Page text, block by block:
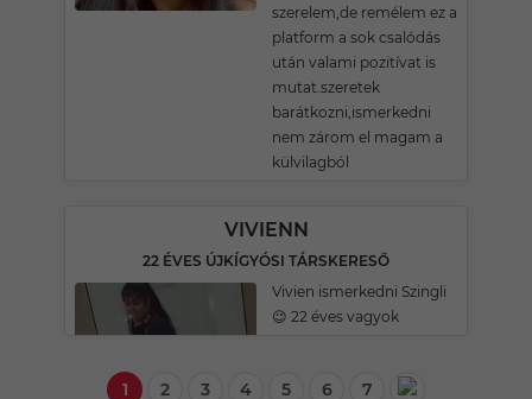
szerelem,de remélem ez a
platform a sok csalódás
után valami pozitívat is
mutat.szeretek
barátkozni,ismerkedni
nem zárom el magam a
külvilagból
VIVIENN
22 ÉVES ÚJKÍGYÓSI TÁRSKERESŐ
Vivien ismerkedni Szingli
😉 22 éves vagyok
1 2 3 4 5 6 7